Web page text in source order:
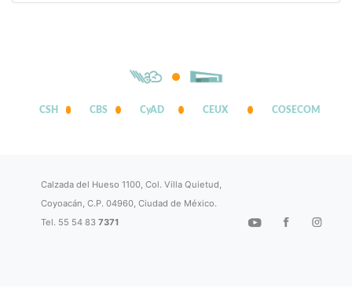
CSH CBS CyAD CEUX COSECOM
Calzada del Hueso 1100, Col. Villa Quietud,
Coyoacán, C.P. 04960, Ciudad de México.
Tel. 55 54 837371